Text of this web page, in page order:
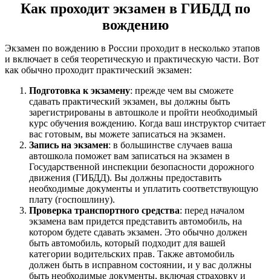
Как проходит экзамен в ГИБДД по
вождению
Экзамен по вождению в России проходит в несколько этапов
и включает в себя теоретическую и практическую части. Вот
как обычно проходит практический экзамен:
Подготовка к экзамену: прежде чем вы сможете
сдавать практический экзамен, вы должны быть
зарегистрированы в автошколе и пройти необходимый
курс обучения вождению. Когда ваш инструктор считает
вас готовым, вы можете записаться на экзамен.
Запись на экзамен: в большинстве случаев ваша
автошкола поможет вам записаться на экзамен в
Государственной инспекции безопасности дорожного
движения (ГИБДД). Вы должны предоставить
необходимые документы и уплатить соответствующую
плату (госпошлину).
Проверка транспортного средства: перед началом
экзамена вам придется представить автомобиль, на
котором будете сдавать экзамен. Это обычно должен
быть автомобиль, который подходит для вашей
категории водительских прав. Также автомобиль
должен быть в исправном состоянии, и у вас должны
быть необходимые документы, включая страховку и